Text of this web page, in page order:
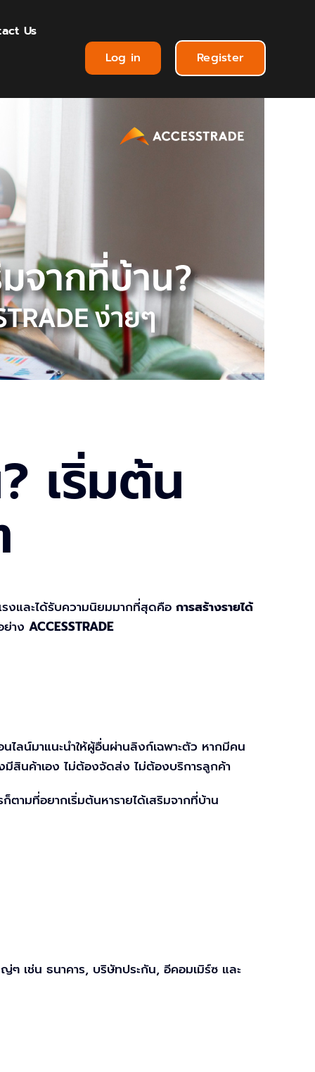
Us
Log in Register
เริ่มต้น
งและได้รับความนิยมมากที่สุดคือ การสร้างรายได้
าง ACCESSTRADE
ไลน์มาแนะนำให้ผู้อื่นผ่านลิงก์เฉพาะตัว หากมีคน
มีสินค้าเอง ไม่ต้องจัดส่ง ไม่ต้องบริการลูกค้า
ามที่อยากเริ่มต้นหารายได้เสริมจากที่บ้าน
เช่น ธนาคาร, บริษัทประกัน, อีคอมเมิร์ซ และ